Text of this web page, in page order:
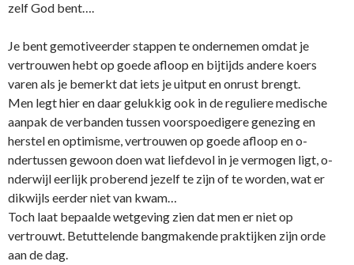
zelf God bent….
Je bent gemotiveerder stappen te o­ndernemen omdat je
vertrouwen hebt op goede afloop en bijtijds andere koers
varen als je bemerkt dat iets je uitput en o­nrust brengt.
Men legt hier en daar gelukkig ook in de reguliere medische
aanpak de verbanden tussen voorspoedigere genezing en
herstel en optimisme, vertrouwen op goede afloop en o­
ndertussen gewoon doen wat liefdevol in je vermogen ligt, o­
nderwijl eerlijk proberend jezelf te zijn of te worden, wat er
dikwijls eerder niet van kwam…
Toch laat bepaalde wetgeving zien dat men er niet op
vertrouwt. Betuttelende bangmakende praktijken zijn orde
aan de dag.